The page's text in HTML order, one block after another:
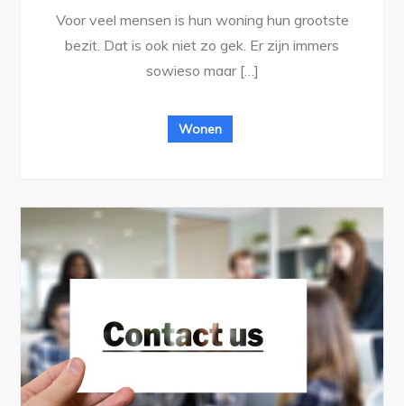
Voor veel mensen is hun woning hun grootste
bezit. Dat is ook niet zo gek. Er zijn immers
sowieso maar […]
Wonen